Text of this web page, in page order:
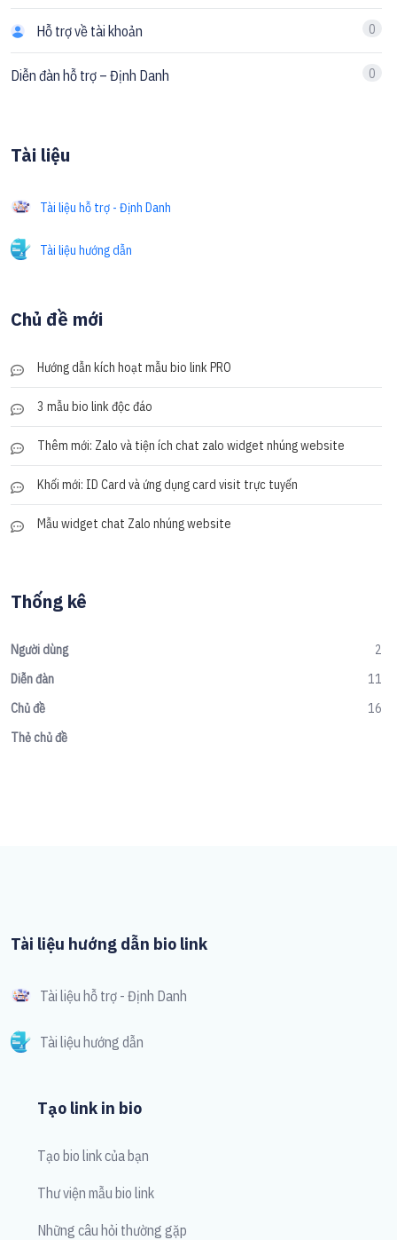
Hỗ trợ về tài khoản 0
Diễn đàn hỗ trợ – Định Danh 0
Tài liệu
Tài liệu hỗ trợ - Định Danh
Tài liệu hướng dẫn
Chủ đề mới
Hướng dẫn kích hoạt mẫu bio link PRO
3 mẫu bio link độc đáo
Thêm mới: Zalo và tiện ích chat zalo widget nhúng website
Khối mới: ID Card và ứng dụng card visit trực tuyến
Mẫu widget chat Zalo nhúng website
Thống kê
Người dùng
2
Diễn đàn
11
Chủ đề
16
Thẻ chủ đề
Tài liệu hướng dẫn bio link
Tài liệu hỗ trợ - Định Danh
Tài liệu hướng dẫn
Tạo link in bio
Tạo bio link của bạn
Thư viện mẫu bio link
Những câu hỏi thường gặp